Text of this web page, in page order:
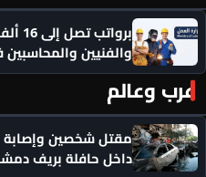
والفنيين
عرب وعالم
داخل حافلة بريف